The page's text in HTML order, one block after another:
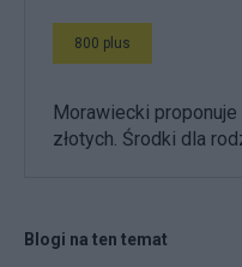
800 plus
Morawiecki
złotych. Środki dla
Blogi na ten temat